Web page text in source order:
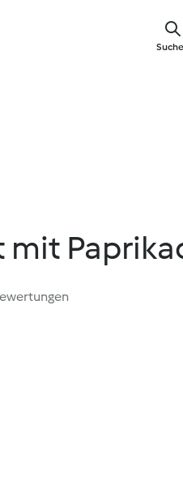
mit